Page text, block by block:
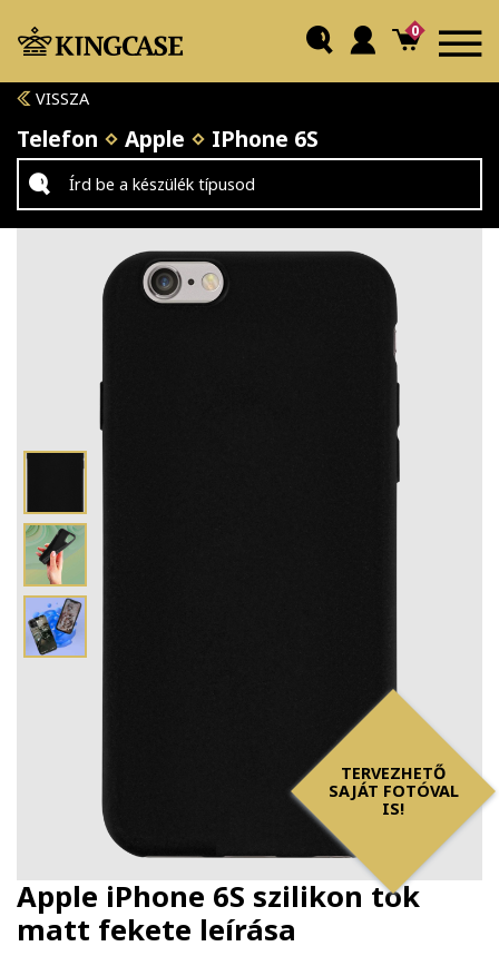
0
VISSZA
Telefon Apple IPhone 6S
TERVEZHETŐ
SAJÁT FOTÓVAL
IS!
Apple iPhone 6S szilikon tok
matt fekete leírása